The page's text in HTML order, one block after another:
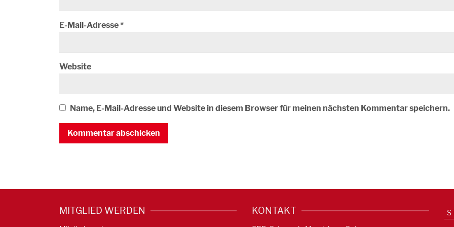
E-Mail-Adresse*
Website
Name, E-Mail-Adresse und Website in diesem Browser für meinen nächsten Kommentar speichern.
MITGLIED WERDEN KONTAKT